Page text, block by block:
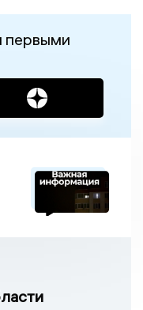
первыми